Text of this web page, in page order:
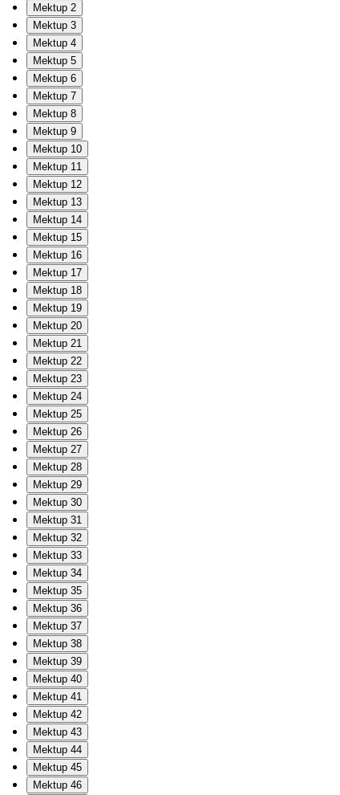
Mektup 2
Mektup 3
Mektup 4
Mektup 5
Mektup 6
Mektup 7
Mektup 8
Mektup 9
Mektup 10
Mektup 11
Mektup 12
Mektup 13
Mektup 14
Mektup 15
Mektup 16
Mektup 17
Mektup 18
Mektup 19
Mektup 20
Mektup 21
Mektup 22
Mektup 23
Mektup 24
Mektup 25
Mektup 26
Mektup 27
Mektup 28
Mektup 29
Mektup 30
Mektup 31
Mektup 32
Mektup 33
Mektup 34
Mektup 35
Mektup 36
Mektup 37
Mektup 38
Mektup 39
Mektup 40
Mektup 41
Mektup 42
Mektup 43
Mektup 44
Mektup 45
Mektup 46